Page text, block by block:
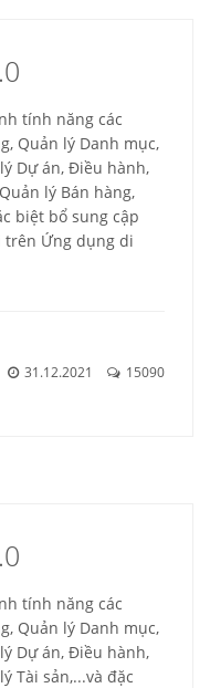
tính năng các
Quản lý Danh mục,
Dự án, Điều hành,
lý Bán hàng,
biệt bổ sung cập
Ứng dụng di
31.12.2021 15090
tính năng các
Quản lý Danh mục,
Dự án, Điều hành,
Tài sản,...và đặc